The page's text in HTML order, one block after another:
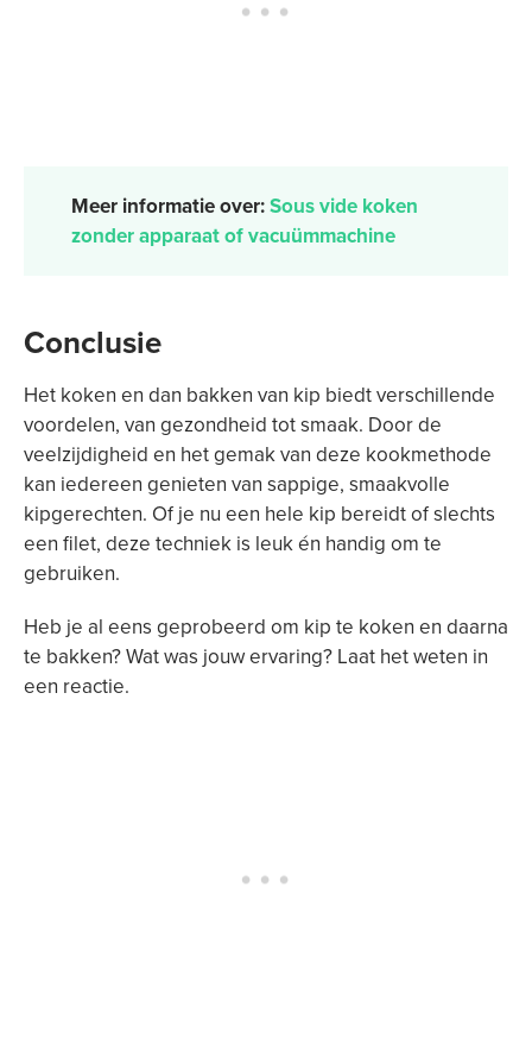
Meer informatie over:Sous vide koken
zonder apparaat of vacuümmachine
Conclusie
Het koken en dan bakken van kip biedt verschillende
voordelen, van gezondheid tot smaak. Door de
veelzijdigheid en het gemak van deze kookmethode
kan iedereen genieten van sappige, smaakvolle
kipgerechten. Of je nu een hele kip bereidt of slechts
een filet, deze techniek is leuk én handig om te
gebruiken.
Heb je al eens geprobeerd om kip te koken en daarna
te bakken? Wat was jouw ervaring? Laat het weten in
een reactie.